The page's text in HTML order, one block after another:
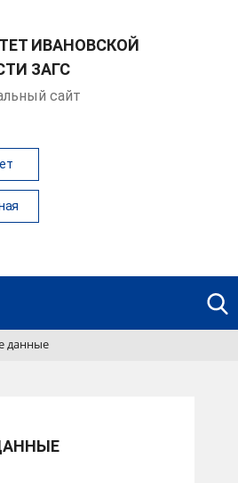
ИВАНОВСКОЙ
ЗАГС
сайт
данные